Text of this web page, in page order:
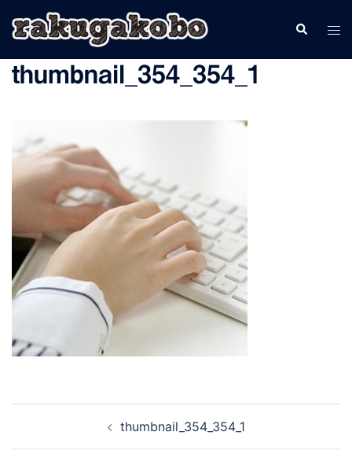
検
索
ト
thumbnail_354_354_1
thumbnail_354_354_1